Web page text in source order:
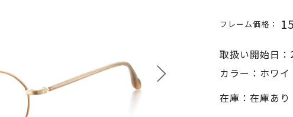
フレーム価格：
取扱い開始日
カラー：ホワ
在庫：在庫あり